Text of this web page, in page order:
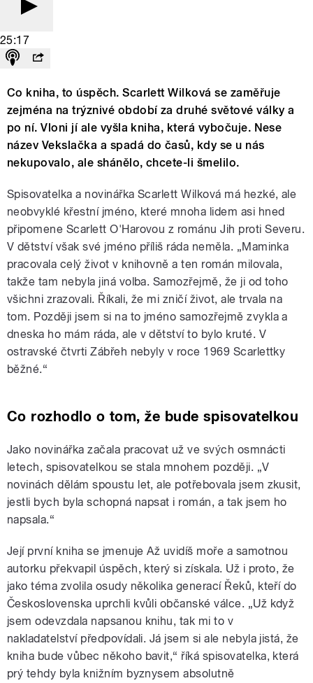
25:17
Co kniha, to úspěch. Scarlett Wilková se zaměřuje
zejména na trýznivé období za druhé světové války a
po ní. Vloni jí ale vyšla kniha, která vybočuje. Nese
název Vekslačka a spadá do časů, kdy se u nás
nekupovalo, ale shánělo, chcete-li šmelilo.
Spisovatelka a novinářka Scarlett Wilková má hezké, ale
neobvyklé křestní jméno, které mnoha lidem asi hned
připomene Scarlett O'Harovou z románu Jih proti Severu.
V dětství však své jméno příliš ráda neměla. „Maminka
pracovala celý život v knihovně a ten román milovala,
takže tam nebyla jiná volba. Samozřejmě, že ji od toho
všichni zrazovali. Říkali, že mi zničí život, ale trvala na
tom. Později jsem si na to jméno samozřejmě zvykla a
dneska ho mám ráda, ale v dětství to bylo kruté. V
ostravské čtvrti Zábřeh nebyly v roce 1969 Scarlettky
běžné.“
Co rozhodlo o tom, že bude spisovatelkou
Jako novinářka začala pracovat už ve svých osmnácti
letech, spisovatelkou se stala mnohem později. „V
novinách dělám spoustu let, ale potřebovala jsem zkusit,
jestli bych byla schopná napsat i román, a tak jsem ho
napsala.“
Její první kniha se jmenuje Až uvidíš moře a samotnou
autorku překvapil úspěch, který si získala. Už i proto, že
jako téma zvolila osudy několika generací Řeků, kteří do
Československa uprchli kvůli občanské válce. „Už když
jsem odevzdala napsanou knihu, tak mi to v
nakladatelství předpovídali. Já jsem si ale nebyla jistá, že
kniha bude vůbec někoho bavit,“ říká spisovatelka, která
prý tehdy byla knižním byznysem absolutně